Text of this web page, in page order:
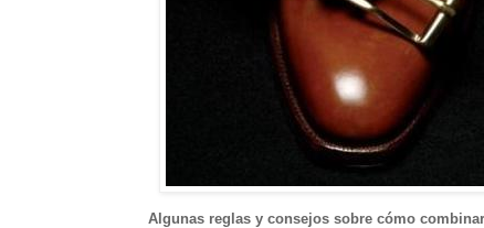
Algunas reglas y consejos sobre cómo